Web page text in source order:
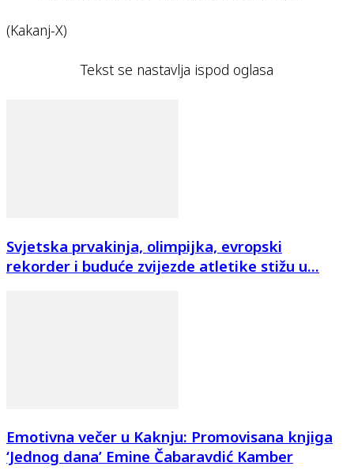
(Kakanj-X)
Tekst se nastavlja ispod oglasa
Svjetska prvakinja, olimpijka, evropski
rekorder i buduće zvijezde atletike stižu u...
Emotivna večer u Kaknju: Promovisana knjiga
‘Jednog dana’ Emine Čabaravdić Kamber